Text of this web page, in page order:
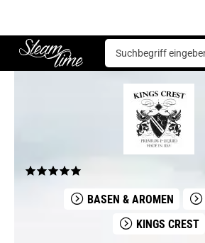
Steam time
Basen & Aromen Aromen Kings Crest
BASEN & AROMEN
KINGS CREST